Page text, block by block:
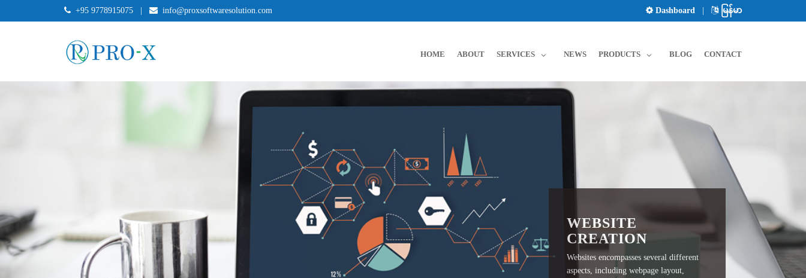
Dashboard မြန်မာ
+95 9778915075 info@proxsoftwaresolution.com
HOME ABOUT SERVICES NEWS PRODUCTS BLOG CONTACT
WEBSITE
CREATION
Websites encompasses several different
aspects, including webpage layout,